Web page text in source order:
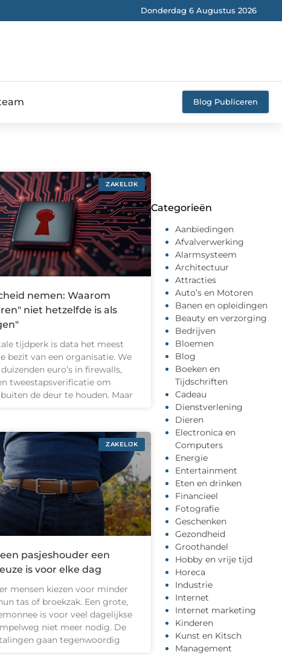
Donderdag 6 Augustus 2026
Blog Publiceren
ZAKELIJK
nemen: Waarom
niet hetzelfde is als
tijdperk is data het meest
bezit van een organisatie. We
euro’s in firewalls,
tweestapsverificatie om
de deur te houden. Maar
ZAKELIJK
pasjeshouder een
is voor elke dag
mensen kiezen voor minder
tas of broekzak. Een grote,
is voor veel dagelijkse
niet meer nodig. De
gaan tegenwoordig
Categorieën
Aanbiedingen
Afvalverwerking
Alarmsysteem
Architectuur
Attracties
Auto’s en Motoren
Banen en opleidingen
Beauty en verzorging
Bedrijven
Bloemen
Blog
Boeken en
Tijdschriften
Cadeau
Dienstverlening
Dieren
Electronica en
Computers
Energie
Entertainment
Eten en drinken
Financieel
Fotografie
Geschenken
Gezondheid
Groothandel
Hobby en vrije tijd
Horeca
Industrie
Internet
Internet marketing
Kinderen
Kunst en Kitsch
Management